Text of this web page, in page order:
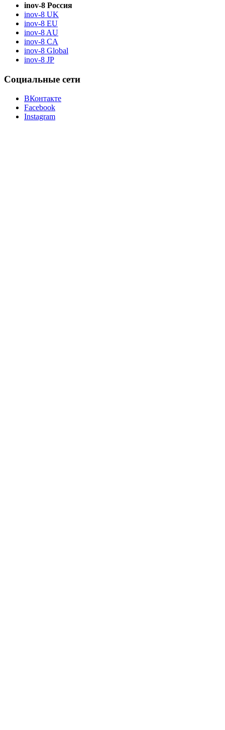
inov-8 Россия
inov-8 UK
inov-8 EU
inov-8 AU
inov-8 CA
inov-8 Global
inov-8 JP
Социальные сети
ВКонтакте
Facebook
Instagram